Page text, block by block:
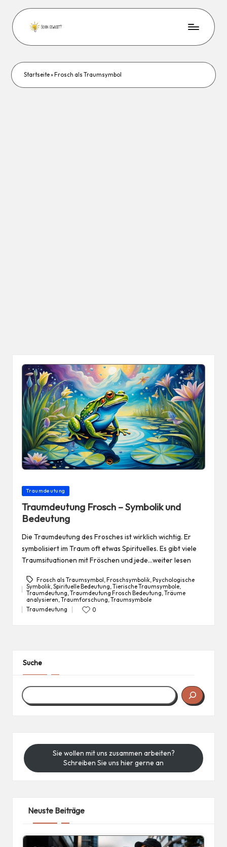
Startseite» Frosch als Traumsymbol
Posted
Traumdeutung
Traumdeutung Frosch – Symbolik und
Bedeutung
Die Traumdeutung des Frosches ist wirklich wichtig. Er
symbolisiert im Traum oft etwas Spirituelles. Es gibt viele
Traumsituationen mit Fröschen und jede…weiter lesen
Tags:
Frosch als Traumsymbol Froschsymbolik, Psychologische
Symbolik, Spirituelle Bedeutung Tierische Traumsymbole,
Traumdeutung Traumdeutung Frosch Bedeutung Träume
analysieren Traumforschung Traumsymbole
Posted
Traumdeutung 0
Suche
Sie wollen mit uns zusammen arbeiten?
Schreiben Sie uns hier gerne an
Neuste Beiträge